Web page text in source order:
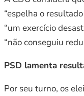
“espelha o
“um exercício
“não conseguiu
PSD lamenta
Por seu turno, os